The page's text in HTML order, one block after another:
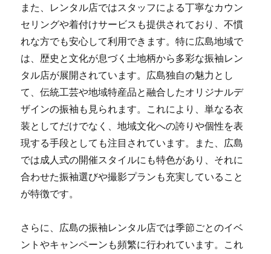
また、レンタル店ではスタッフによる丁寧なカウン
セリングや着付けサービスも提供されており、不慣
れな方でも安心して利用できます。特に広島地域で
は、歴史と文化が息づく土地柄から多彩な振袖レン
タル店が展開されています。広島独自の魅力とし
て、伝統工芸や地域特産品と融合したオリジナルデ
ザインの振袖も見られます。これにより、単なる衣
装としてだけでなく、地域文化への誇りや個性を表
現する手段としても注目されています。また、広島
では成人式の開催スタイルにも特色があり、それに
合わせた振袖選びや撮影プランも充実していること
が特徴です。
さらに、広島の振袖レンタル店では季節ごとのイベ
ントやキャンペーンも頻繁に行われています。これ